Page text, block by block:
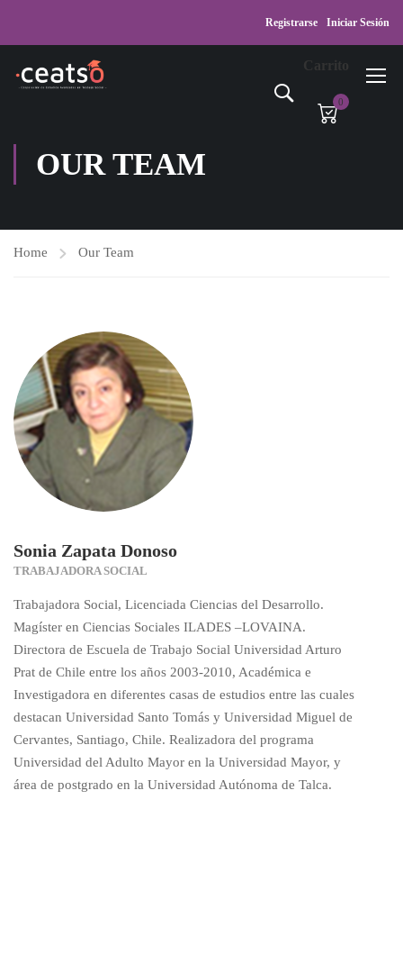
Registrarse Iniciar Sesión
Carrito
0
OUR TEAM
Home Our Team
Sonia Zapata Donoso
TRABAJADORA SOCIAL
Trabajadora Social, Licenciada Ciencias del Desarrollo.
Magíster en Ciencias Sociales ILADES –LOVAINA.
Directora de Escuela de Trabajo Social Universidad Arturo
Prat de Chile entre los años 2003-2010, Académica e
Investigadora en diferentes casas de estudios entre las cuales
destacan Universidad Santo Tomás y Universidad Miguel de
Cervantes, Santiago, Chile. Realizadora del programa
Universidad del Adulto Mayor en la Universidad Mayor, y
área de postgrado en la Universidad Autónoma de Talca.